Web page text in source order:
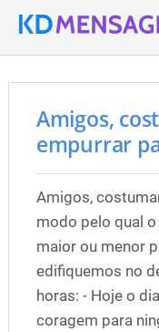
Amigos,
empurrar
Amigos,
modo pelo qual
maior ou menor
edifiquemos no
horas: - Hoje o
coragem para